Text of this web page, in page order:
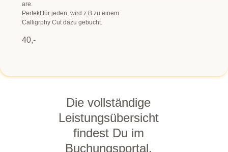
are.
Perfekt für jeden, wird z.B zu einem
Calligrphy Cut dazu gebucht.
40,-
Die vollständige
Leistungsübersicht
findest Du im
Buchungsportal.